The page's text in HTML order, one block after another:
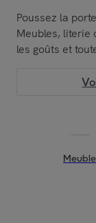
Poussez la
Meubles, literie
les goûts et
Meuble